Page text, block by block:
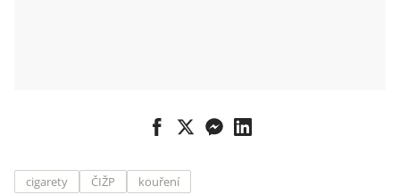
cigarety ČIŽP kouření